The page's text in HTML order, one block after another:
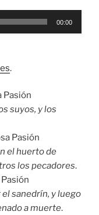
00:00
.
Pasión
suyos, y los
Pasión
el huerto de
los pecadores.
el sanedrín, y luego
a muerte.